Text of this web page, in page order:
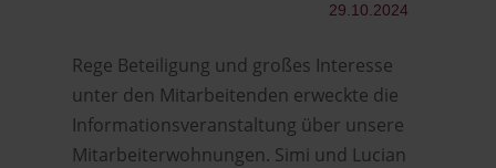
29.10.2024
Rege Beteiligung und großes Interesse
unter den Mitarbeitenden erweckte die
Informationsveranstaltung über unsere
Mitarbeiterwohnungen. Simi und Lucian